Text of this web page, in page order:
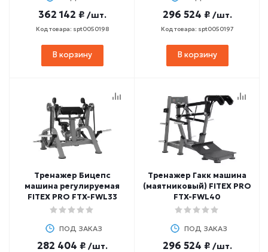
362 142 ₽ /шт.
Код товара: spt0050198
В корзину
296 524 ₽ /шт.
Код товара: spt0050197
В корзину
Тренажер Бицепс
машина регулируемая
FITEX PRO FTX-FWL33
ПОД ЗАКАЗ
282 404 ₽ /шт.
Тренажер Гакк машина
(маятниковый) FITEX PRO
FTX-FWL40
ПОД ЗАКАЗ
296 524 ₽ /шт.